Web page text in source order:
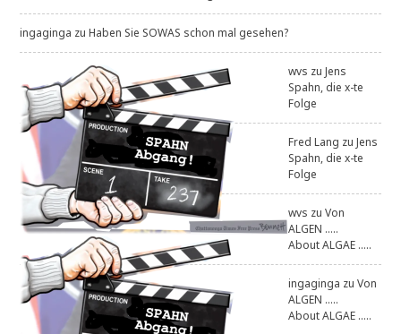
ingaginga zuHaben Sie SOWAS schon mal gesehen?
wvs zuJens
Spahn, die x-te
Folge
Fred Lang zuJens
Spahn, die x-te
Folge
wvs zuVon
ALGEN .....
About ALGAE .....
ingaginga zuVon
ALGEN .....
About ALGAE .....